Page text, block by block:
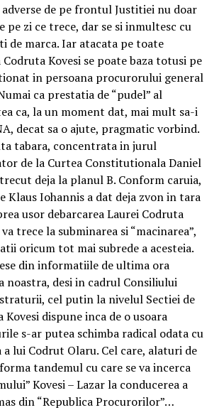
de pe frontul Justitiei nu doar
pe zi ce trece, dar se si inmultesc cu
de marca. Iar atacata pe toate
Kovesi se poate baza totusi pe
in persoana procurorului general
ca prestatia de “pudel” al
ca, la un moment dat, mai mult sa-i
decat sa o ajute, pragmatic vorbind.
tabara, concentrata in jurul
de la Curtea Constitutionala Daniel
deja la planul B. Conform caruia,
Klaus Iohannis a dat deja zvon in tara
usor debarcarea Laurei Codruta
trece la subminarea si “macinarea”,
oricum tot mai subrede a acesteia.
din informatiile de ultima ora
noastra, desi in cadrul Consiliului
cel putin la nivelul Sectiei de
dispune inca de o usoara
s-ar putea schimba radical odata cu
lui Codrut Olaru. Cel care, alaturi de
tandemul cu care se va incerca
Kovesi – Lazar la conducerea a
din “Republica Procurorilor”…